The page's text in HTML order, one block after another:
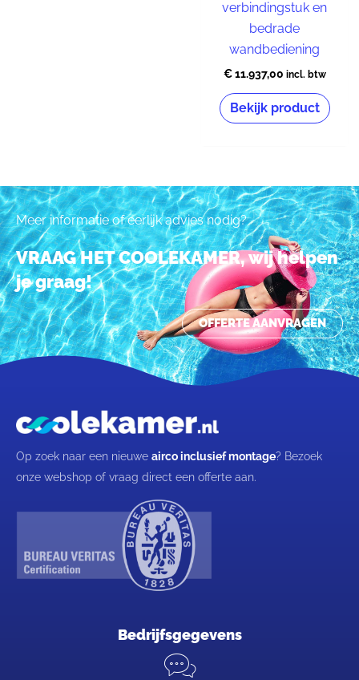
verbindingstuk en
bedrade
wandbediening
€11.937,00 incl. btw
Bekijk product
Meer informatie of eerlijk advies nodig?
VRAAG HET COOLEKAMER, wij helpen
je graag!
OFFERTE AANVRAGEN
Op zoek naar een nieuwe airco inclusief montage? Bezoek
onze webshop of vraag direct een offerte aan.
Bedrijfsgegevens